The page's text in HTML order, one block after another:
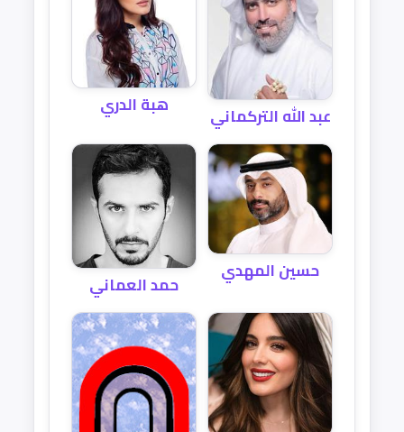
عبد الله التركماني هبة الدري
حسين المهدي حمد العماني